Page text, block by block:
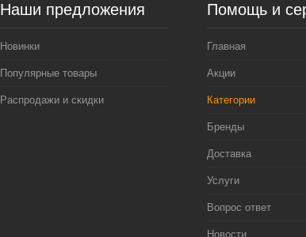
Наши предложения
Новинки
Популярные товары
Распродажи и скидки
Помощь и
Главная
Акции
Категории
Бренды
Доставка
Услуги
Вопрос ответ
Новости